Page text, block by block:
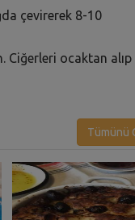
çevirerek 8-10
Ciğerleri ocaktan alıp
Tümünü